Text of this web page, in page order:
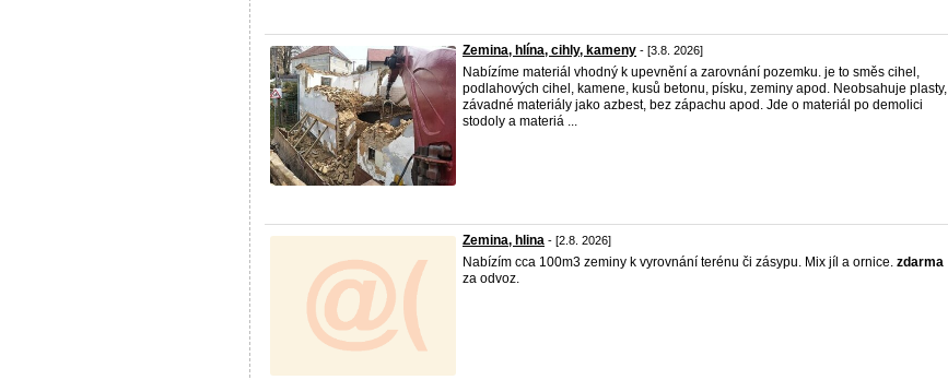
Zemina, hlína, cihly, kameny - [3.8. 2026]
Nabízíme materiál vhodný k upevnění a zarovnání pozemku. je to směs cihel,
podlahových cihel, kamene, kusů betonu, písku, zeminy apod. Neobsahuje plasty,
závadné materiály jako azbest, bez zápachu apod. Jde o materiál po demolici
stodoly a materiá ...
Zemina, hlina - [2.8. 2026]
Nabízím cca 100m3 zeminy k vyrovnání terénu či zásypu. Mix jíl a ornice. zdarma
za odvoz.